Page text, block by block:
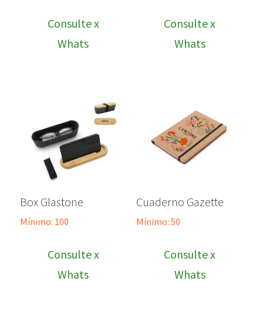
Consulte x
Whats
Consulte x
Whats
Box Glastone
Mínimo: 100
Consulte x
Whats
Cuaderno Gazette
Mínimo: 50
Consulte x
Whats